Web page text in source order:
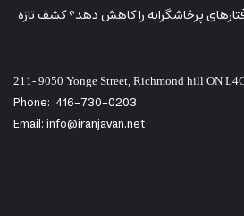
پرخاشگرانه را کاهش دهد؟ کشف تازه
211- 9050 Yonge Street, Richmond hill ON
Phone: 416-730-0203
Email: info@iranjavan.net